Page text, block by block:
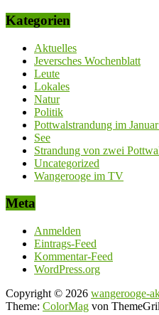
Kategorien
Aktuelles
Jeversches Wochenblatt
Leute
Lokales
Natur
Politik
Pottwalstrandung im
See
Strandung von zwei
Uncategorized
Wangerooge im TV
Meta
Anmelden
Eintrags-Feed
Kommentar-Feed
WordPress.org
Copyright © 2026 wangerooge-
Theme: ColorMag von